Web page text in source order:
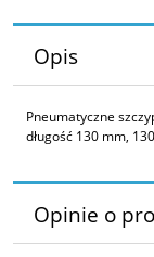
Opis
Pneumatyczne
długość 130 mm,
Opinie o